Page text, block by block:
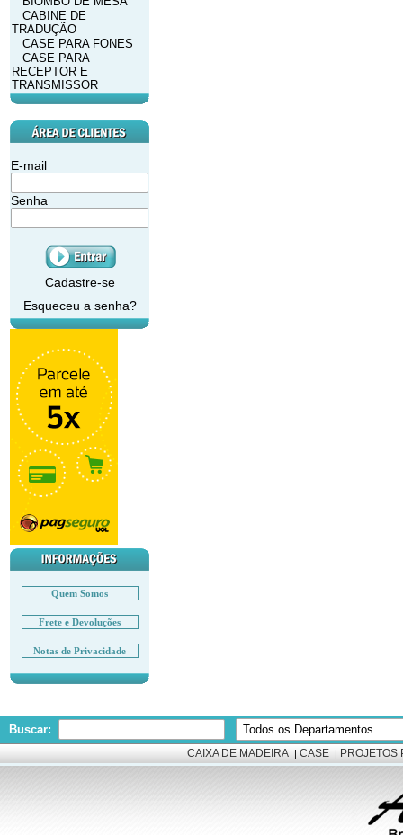
CABINE DE
TRADUÇÃO
CASE PARA FONES
CASE PARA
RECEPTOR E
TRANSMISSOR
E-mail
Senha
Cadastre-se
Esqueceu a senha?
Quem Somos
Frete e Devoluções
Notas de Privacidade
Buscar:
CAIXA DE MADEIRA | CASE | PROJETOS